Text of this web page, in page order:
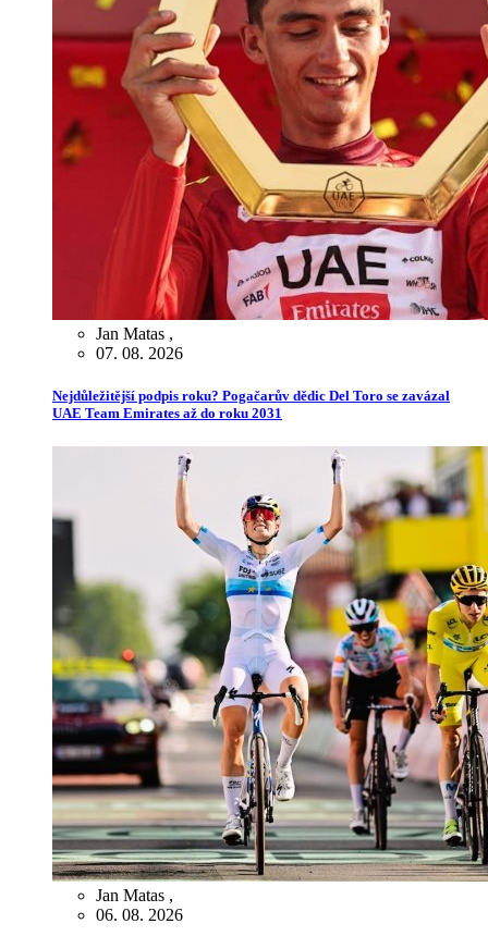
Jan Matas ,
07. 08. 2026
Nejdůležitější podpis roku? Pogačarův dědic Del Toro se zavázal
UAE Team Emirates až do roku 2031
Jan Matas ,
06. 08. 2026